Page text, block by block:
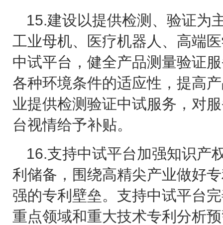
15.建设以提供检测、验证为
工业母机、医疗机器人、高端
中试平台，健全产品测量验证
各种环境条件的适应性，提高
业提供检测验证中试服务，对
台视情给予补贴。
16.支持中试平台加强知识产
利储备，围绕高精尖产业做好
强的专利壁垒。支持中试平台
重点领域和重大技术专利分析